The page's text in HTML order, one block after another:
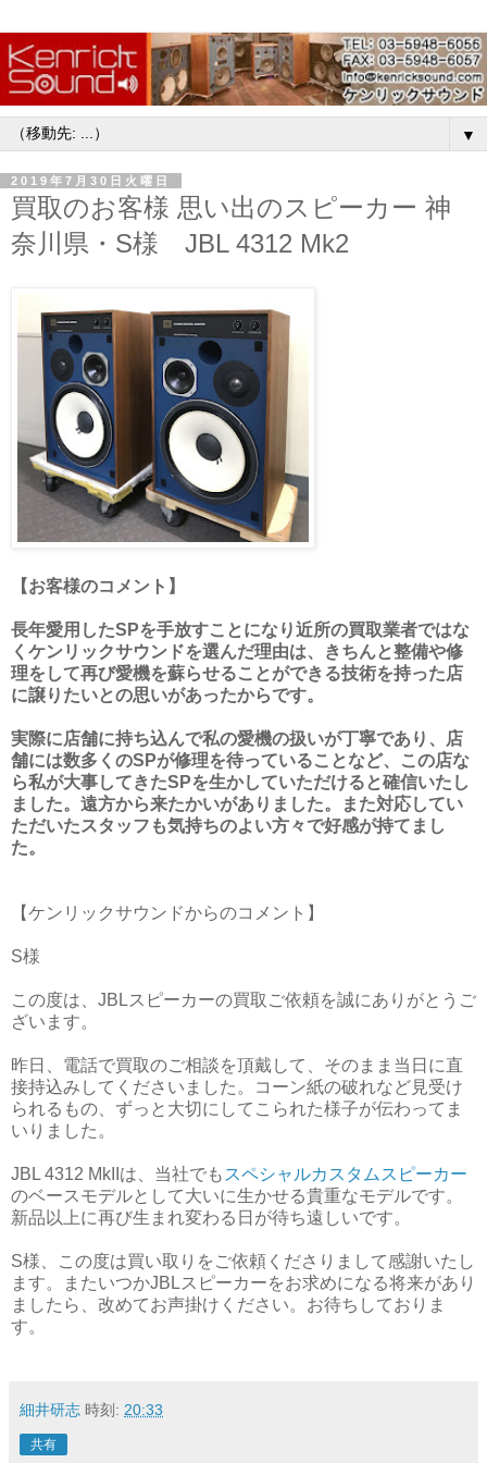
▼
2019年7月30日火曜日
買取のお客様 思い出のスピーカー 神
奈川県・S様 JBL 4312 Mk2
【お客様のコメント】
長年愛用したSPを手放すことになり近所の買取業者ではな
くケンリックサウンドを選んだ理由は、きちんと整備や修
理をして再び愛機を蘇らせることができる技術を持った店
に譲りたいとの思いがあったからです。
実際に店舗に持ち込んで私の愛機の扱いが丁寧であり、店
舗には数多くのSPが修理を待っていることなど、この店な
ら私が大事してきたSPを生かしていただけると確信いたし
ました。遠方から来たかいがありました。また対応してい
ただいたスタッフも気持ちのよい方々で好感が持てまし
た。
【ケンリックサウンドからのコメント】
S様
この度は、JBLスピーカーの買取ご依頼を誠にありがとうご
ざいます。
昨日、電話で買取のご相談を頂戴して、そのまま当日に直
接持込みしてくださいました。コーン紙の破れなど見受け
られるもの、ずっと大切にしてこられた様子が伝わってま
いりました。
JBL 4312 MkIIは、当社でも スペシャルカスタムスピーカー
のベースモデルとして大いに生かせる貴重なモデルです。
新品以上に再び生まれ変わる日が待ち遠しいです。
S様、この度は買い取りをご依頼くださりまして感謝いたし
ます。またいつかJBLスピーカーをお求めになる将来があり
ましたら、改めてお声掛けください。お待ちしておりま
す。
細井研志 時刻: 20:33
共有